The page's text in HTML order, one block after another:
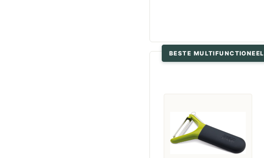
BESTE MULTIFUNCTIONEEL